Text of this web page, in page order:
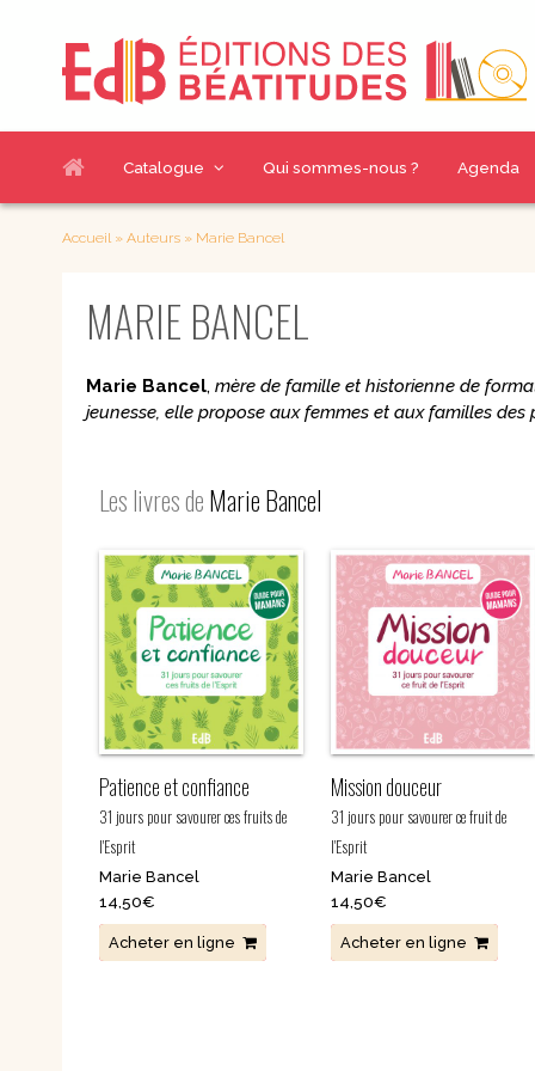
Catalogue
Nos sélections
Index des auteurs
Thématiques livres
spirituel
Couple et famille
Evangélisation et
mission
Jeunes & BD
Renouveau
charismatique et
Saints et amis de Dieu
Spiritualité
Témoignages
Théologie
Vie communautaire et
vie consacrée
Vie dans l’Esprit
Ecologie Vierge Marie
Qui sommes-nous ? Agenda
Accueil» Auteurs» Marie Bancel
MARIE BANCEL
Marie Bancel, mère de famille et historienne de
jeunesse, elle propose aux femmes et aux familles
Les livres deMarie Bancel
Patience et confiance
31 jours pour savourer ces fruits de
l'Esprit
Marie Bancel
14,50€
Acheter en ligne
Mission douceur
31 jours pour savourer ce fruit de
l'Esprit
Marie Bancel
14,50€
Acheter en ligne